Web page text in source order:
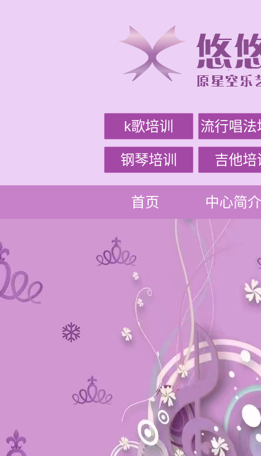
k歌培训 流行唱法
钢琴培训 吉他培
首页 中心简介